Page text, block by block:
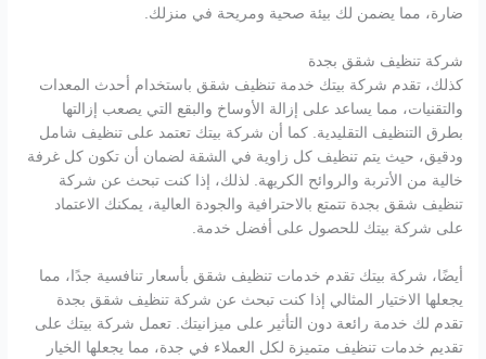
ضارة، مما يضمن لك بيئة صحية ومريحة في منزلك.
شركة تنظيف شقق بجدة
كذلك، تقدم شركة بيتك خدمة تنظيف شقق باستخدام أحدث المعدات
والتقنيات، مما يساعد على إزالة الأوساخ والبقع التي يصعب إزالتها
بطرق التنظيف التقليدية. كما أن شركة بيتك تعتمد على تنظيف شامل
ودقيق، حيث يتم تنظيف كل زاوية في الشقة لضمان أن تكون كل غرفة
خالية من الأتربة والروائح الكريهة. لذلك، إذا كنت تبحث عن شركة
تنظيف شقق بجدة تتمتع بالاحترافية والجودة العالية، يمكنك الاعتماد
على شركة بيتك للحصول على أفضل خدمة.
أيضًا، شركة بيتك تقدم خدمات تنظيف شقق بأسعار تنافسية جدًا، مما
يجعلها الاختيار المثالي إذا كنت تبحث عن شركة تنظيف شقق بجدة
تقدم لك خدمة رائعة دون التأثير على ميزانيتك. تعمل شركة بيتك على
تقديم خدمات تنظيف متميزة لكل العملاء في جدة، مما يجعلها الخيار